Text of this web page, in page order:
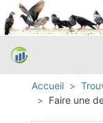
Accueil
Faire une